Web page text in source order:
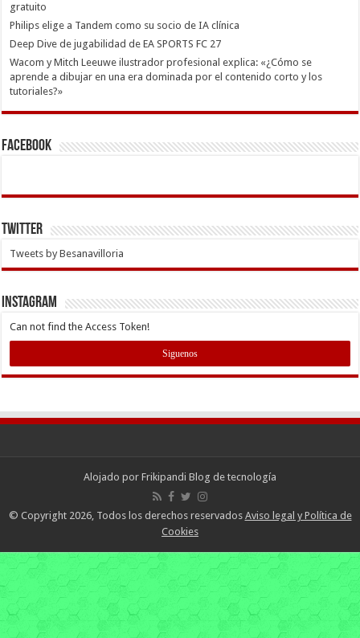
gratuito
Philips elige a Tandem como su socio de IA clínica
Deep Dive de jugabilidad de EA SPORTS FC 27
Wacom y Mitch Leeuwe ilustrador profesional explica: «¿Cómo se
aprende a dibujar en una era dominada por el contenido corto y los
tutoriales?»
Facebook
Twitter
Tweets by Besanavilloria
INSTAGRAM
Can not find the Access Token!
Siguenos
Alojado por Frikipandi Blog de tecnología
© Copyright 2026, Todos los derechos reservados Aviso legal y Política de
Cookies